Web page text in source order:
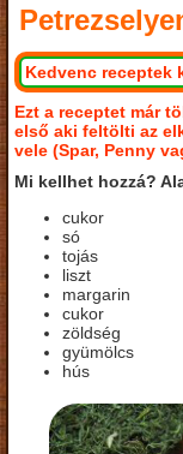
Kedvenc receptek
Ezt a receptet már
első aki feltölti az
vele (Spar, Penny
Mi kellhet hozzá?
cukor
só
tojás
liszt
margarin
cukor
zöldség
gyümölcs
hús